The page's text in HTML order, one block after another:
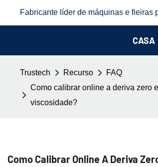
Fabricante líder de máquinas e fieiras
CASA
Trustech Recurso
FAQ
Como calibrar online a deriva zero
viscosidade?
Como Calibrar Online A Deriva